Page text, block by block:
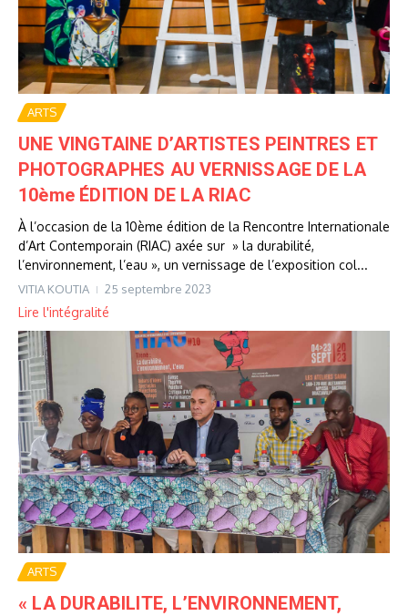
ARTS
UNE VINGTAINE D’ARTISTES PEINTRES ET
PHOTOGRAPHES AU VERNISSAGE DE LA
10ème ÉDITION DE LA RIAC
À l’occasion de la 10ème édition de la Rencontre Internationale
d’Art Contemporain (RIAC) axée sur » la durabilité,
l’environnement, l’eau », un vernissage de l’exposition col...
VITIA KOUTIA 25 septembre 2023
Lire l'intégralité
ARTS
« LA DURABILITE, L’ENVIRONNEMENT,